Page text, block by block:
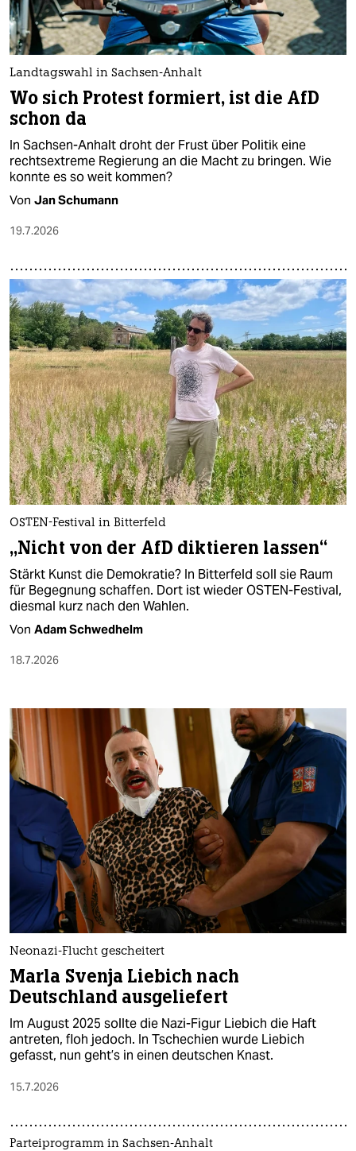
Landtagswahl in Sachsen-Anhalt
Wo sich Protest formiert, ist die AfD
schon da
In Sachsen-Anhalt droht der Frust über Politik eine
rechtsextreme Regierung an die Macht zu bringen. Wie
konnte es so weit kommen?
Von Jan Schumann
19.7.2026
OSTEN-Festival in Bitterfeld
„Nicht von der AfD diktieren lassen“
Stärkt Kunst die Demokratie? In Bitterfeld soll sie Raum
für Begegnung schaffen. Dort ist wieder OSTEN-Festival,
diesmal kurz nach den Wahlen.
Von Adam Schwedhelm
18.7.2026
Neonazi-Flucht gescheitert
Marla Svenja Liebich nach
Deutschland ausgeliefert
Im August 2025 sollte die Nazi-Figur Liebich die Haft
antreten, floh jedoch. In Tschechien wurde Liebich
gefasst, nun geht’s in einen deutschen Knast.
15.7.2026
Parteiprogramm in Sachsen-Anhalt